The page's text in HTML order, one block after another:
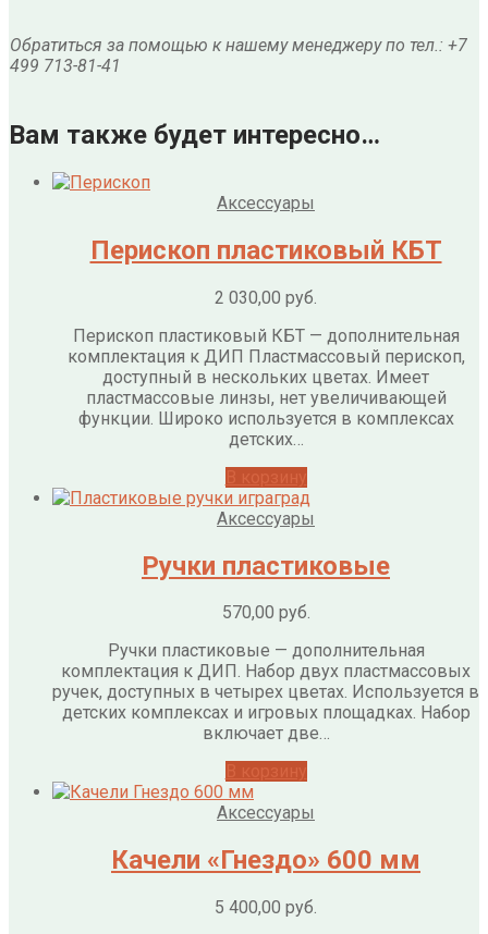
Обратиться за помощью к нашему менеджеру по тел.: +7
499 713-81-41
Вам также будет интересно…
Аксессуары
Перископ пластиковый КБТ
2 030,00 руб.
Перископ пластиковый КБТ — дополнительная
комплектация к ДИП Пластмассовый перископ,
доступный в нескольких цветах. Имеет
пластмассовые линзы, нет увеличивающей
функции. Широко используется в комплексах
детских…
Аксессуары
Ручки пластиковые
570,00 руб.
Ручки пластиковые — дополнительная
комплектация к ДИП. Набор двух пластмассовых
ручек, доступных в четырех цветах. Используется в
детских комплексах и игровых площадках. Набор
включает две…
Аксессуары
Качели «Гнездо» 600 мм
5 400,00 руб.